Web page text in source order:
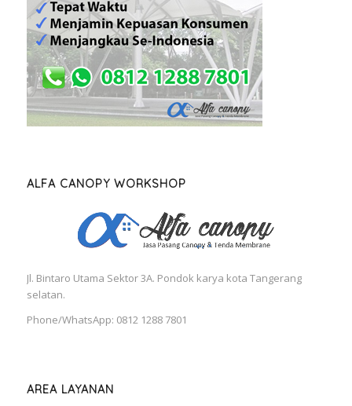
ALFA CANOPY WORKSHOP
Jl. Bintaro Utama Sektor 3A. Pondok karya kota Tangerang
selatan.
Phone/WhatsApp: 0812 1288 7801
AREA LAYANAN